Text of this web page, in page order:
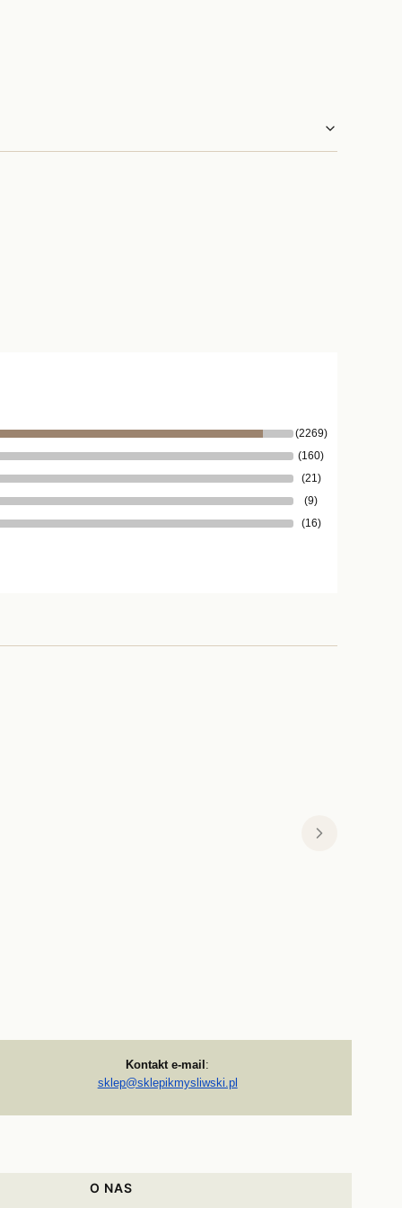
(2269)
(160)
(21)
(9)
(16)
Kontakt e-mail :
sklep@sklepikmysliwski.pl
O NAS